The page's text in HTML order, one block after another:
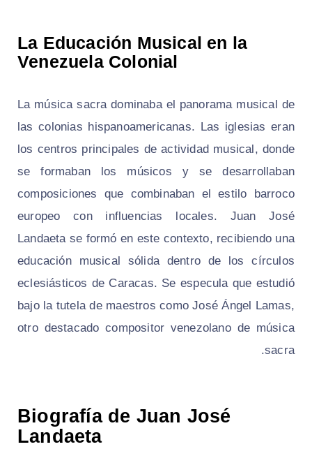
La Educación Musical en la
Venezuela Colonial
La música sacra dominaba el panorama musical de
las colonias hispanoamericanas. Las iglesias eran
los centros principales de actividad musical, donde
se formaban los músicos y se desarrollaban
composiciones que combinaban el estilo barroco
europeo con influencias locales. Juan José
Landaeta se formó en este contexto, recibiendo una
educación musical sólida dentro de los círculos
eclesiásticos de Caracas. Se especula que estudió
bajo la tutela de maestros como José Ángel Lamas,
otro destacado compositor venezolano de música
sacra.
Biografía de Juan José
Landaeta